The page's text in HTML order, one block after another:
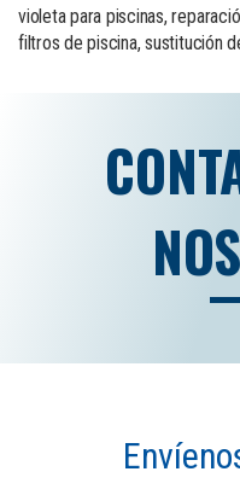
violeta para piscinas,
filtros de piscina, sustitución